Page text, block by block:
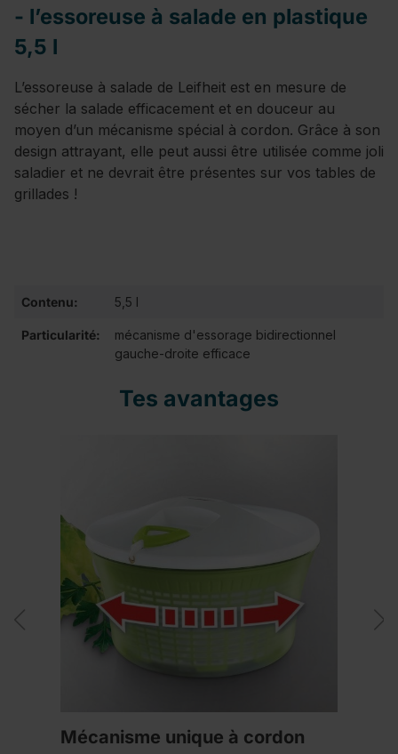
- l’essoreuse à salade en plastique
5,5 l
L’essoreuse à salade de Leifheit est en mesure de
sécher la salade efficacement et en douceur au
moyen d’un mécanisme spécial à cordon. Grâce à son
design attrayant, elle peut aussi être utilisée comme joli
saladier et ne devrait être présentes sur vos tables de
grillades !
Contenu: 5,5 l
Particularité:
mécanisme d'essorage bidirectionnel
gauche-droite efficace
Tes avantages
Mécanisme unique à cordon